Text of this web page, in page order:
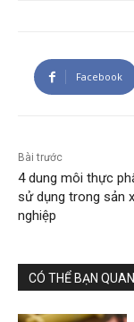
Facebook
Bài trước
4 dung môi thực
sử dụng trong sản
nghiệp
CÓ THỂ BẠN